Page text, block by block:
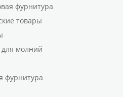
фурнитура
товары
молний
фурнитура